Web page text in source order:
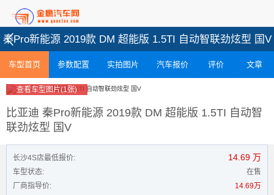
秦Pro新能源 2019款 DM 超能版 1.5TI 自动智联劲炫型 国V
车型首页 参数配置 实拍图片 汽车报价 评价 文章
查看车型图片(1张)
比亚迪 秦Pro新能源 2019款 DM 超能版 1.5TI 自动智
联劲炫型 国V
长沙4S店最低报价: 14.69 万
车型状态:
在售
厂商指导价:
14.69万